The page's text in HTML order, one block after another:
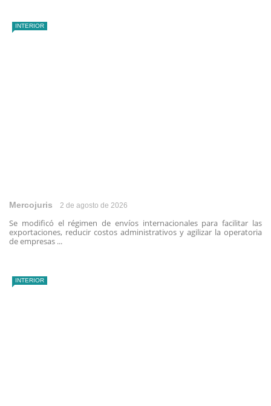
INTERIOR
Mercojuris 2 de agosto de 2026
Se modificó el régimen de envíos internacionales para facilitar las
exportaciones, reducir costos administrativos y agilizar la operatoria
de empresas ...
INTERIOR